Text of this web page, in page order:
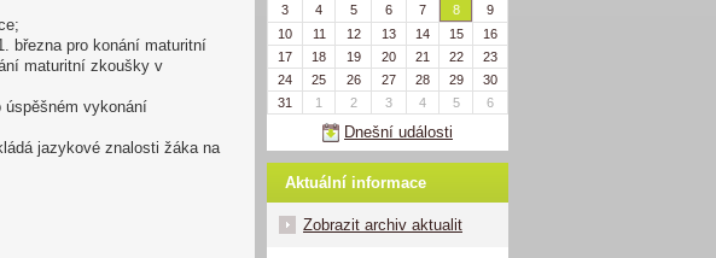
března pro konání maturitní
maturitní zkoušky v
úspěšném vykonání
jazykové znalosti žáka na
3
4 5 6 7 8
9
10
11 12 13 14 15
16
17
18 19 20 21 22
23
24
25 26 27 28 29
30
31
1 2 3 4 5 6
Dnešní události
Aktuální informace
Zobrazit archiv aktualit